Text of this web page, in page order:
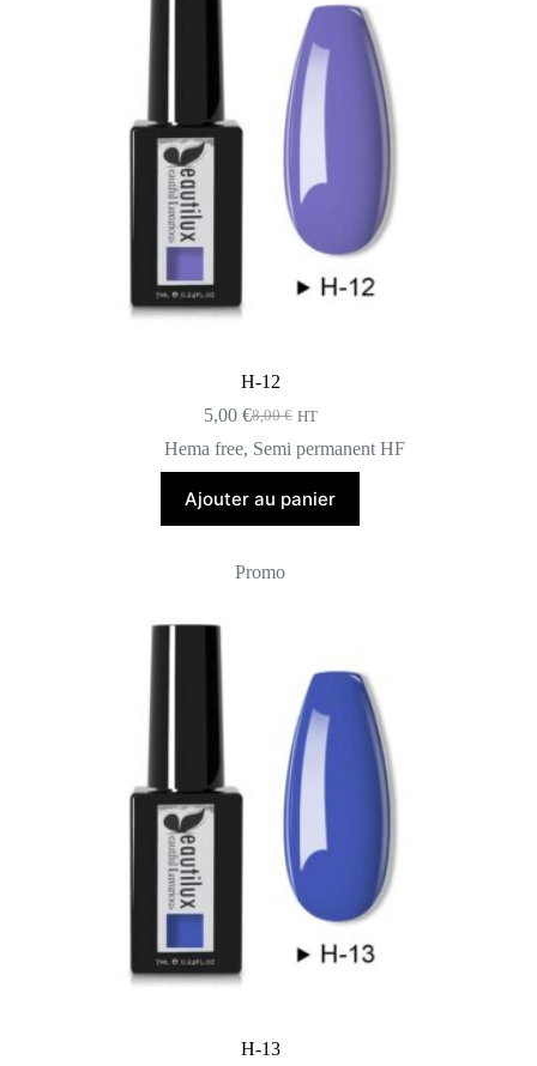
H-12
8,00€
Le
prix
initial
8,00 €.
5,00 €Le
prix
actuel
5,00 €.
HT
Hema free, Semi permanent HF
Ajouter au panier
Promo
H-13